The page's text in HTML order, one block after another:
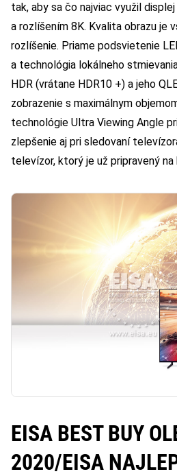
tak, aby sa čo najviac využil
a rozlíšením 8K. Kvalita obrazu je
rozlíšenie. Priame podsvietenie
a technológia lokálneho
HDR (vrátane HDR10 +) a jeho
zobrazenie s maximálnym
technológie Ultra Viewing Angle
zlepšenie aj pri sledovaní
televízor, ktorý je už pripravený na
EISA BEST BUY
2020/EISA